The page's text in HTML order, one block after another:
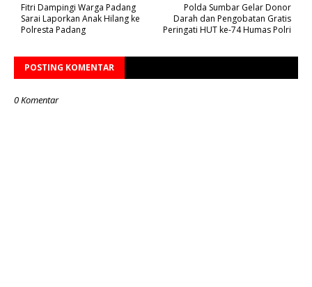
Polda Sumbar Gelar Donor
Darah dan Pengobatan Gratis
Peringati HUT ke-74 Humas Polri
Fitri Dampingi Warga Padang
Sarai Laporkan Anak Hilang ke
Polresta Padang
POSTING KOMENTAR
0 Komentar